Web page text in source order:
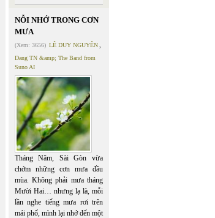
NỖI NHỚ TRONG CƠN
MƯA
(Xem: 3656) LÊ DUY NGUYÊN
Dang TN &amp; The Band from
Suno AI
Tháng Năm, Sài Gòn vừa
chớm những cơn mưa đầu
mùa. Không phải mưa tháng
Mười Hai… nhưng lạ là, mỗi
lần nghe tiếng mưa rơi trên
mái phố, mình lại nhớ đến một